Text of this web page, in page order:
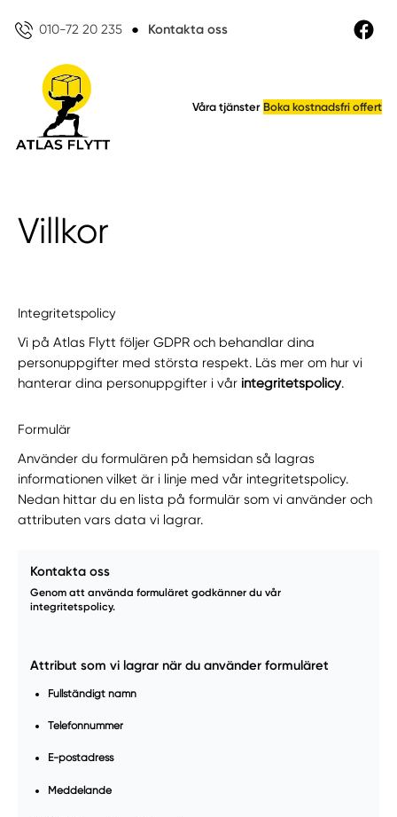
010-72 20 235 ● Kontakta oss
Våra tjänster Boka kostnadsfri offert
Villkor
Integritetspolicy
Vi på Atlas Flytt följer GDPR och behandlar dina
personuppgifter med största respekt. Läs mer om hur vi
hanterar dina personuppgifter i vår integritetspolicy.
Formulär
Använder du formulären på hemsidan så lagras
informationen vilket är i linje med vår integritetspolicy.
Nedan hittar du en lista på formulär som vi använder och
attributen vars data vi lagrar.
Kontakta oss
Genom att använda formuläret godkänner du vår
integritetspolicy.
Attribut som vi lagrar när du använder formuläret
Fullständigt namn
Telefonnummer
E-postadress
Meddelande